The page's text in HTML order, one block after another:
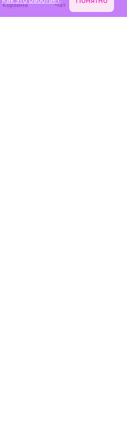
Корзина Чат Войти